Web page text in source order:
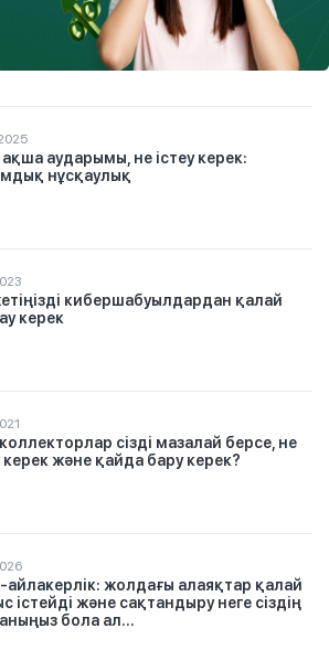
өзіңе төле»: неге бұл қағида
бірдей жұмыс істемейді
ақша аударымы, не істеу керек:
нұсқаулық
кибершабуылдардан қалай
керек
сізді мазалай берсе, не
керек және қайда бару керек?
айлакерлік: жолдағы алаяқтар қалай
істейді және сақтандыру неге сіздің
бола ал...